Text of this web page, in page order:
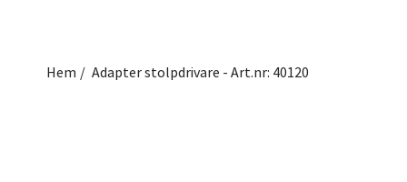
Hem / Adapter stolpdrivare - Art.nr: 40120